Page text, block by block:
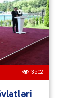
3502